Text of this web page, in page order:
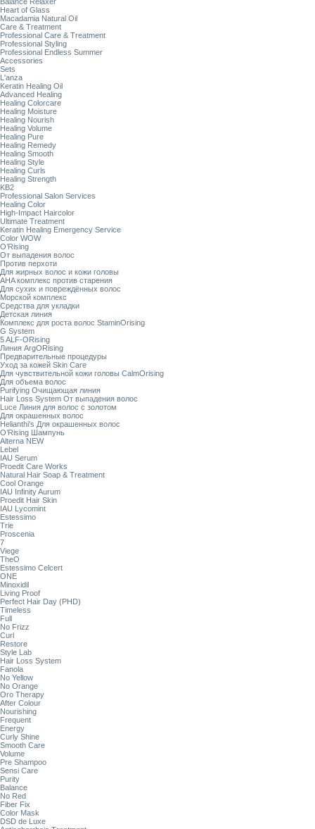
Heart of Glass
Macadamia Natural Oil
Care & Treatment
Professional Care & Treatment
Professional Styling
Professional Endless Summer
Accessories
Sets
L'anza
Keratin Healing Oil
Advanced Healing
Healing Colorcare
Healing Moisture
Healing Nourish
Healing Volume
Healing Pure
Healing Remedy
Healing Smooth
Healing Style
Healing Curls
Healing Strength
KB2
Professional Salon Services
Healing Color
High-Impact Haircolor
Ultimate Treatment
Keratin Healing Emergency Service
Color WOW
O’Rising
От выпадения волос
Против перхоти
Для жирных волос и кожи головы
AHA комплекс против старения
Для сухих и повреждённых волос
Морской комплекс
Средства для укладки
Детская линия
Комплекс для роста волос StaminOrising
G System
5 ALF-ORising
Линия ArgORising
Предварительные процедуры
Уход за кожей Skin Care
Для чувствительной кожи головы CalmOrising
Для объема волос
Purifying Очищающая линия
Hair Loss System От выпадения волос
Luce Линия для волос с золотом
Для окрашенных волос
Helianthi's Для окрашенных волос
O’Rising Шампунь
Alterna NEW
Lebel
IAU Serum
Proedit Care Works
Natural Hair Soap & Treatment
Cool Orange
IAU Infinity Aurum
Proedit Hair Skin
IAU Lycomint
Estessimo
Trie
Proscenia
7
Viege
TheO
Estessimo Celcert
ONE
Minoxidil
Living Proof
Perfect Hair Day (PHD)
Timeless
Full
No Frizz
Curl
Restore
Style Lab
Hair Loss System
Fanola
No Yellow
No Orange
Oro Therapy
After Colour
Nourishing
Frequent
Energy
Curly Shine
Smooth Care
Volume
Pre Shampoo
Sensi Care
Purity
Balance
No Red
Fiber Fix
Color Mask
DSD de Luxe